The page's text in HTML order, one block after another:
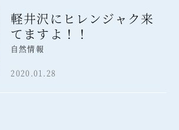
軽井沢にヒレンジャク来
てますよ！！
自然情報
2020.01.28